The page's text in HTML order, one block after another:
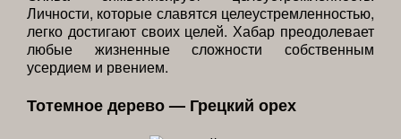
Личности, которые славятся целеустремленностью,
легко достигают своих целей. Хабар преодолевает
любые жизненные сложности собственным
усердием и рвением.
Тотемное дерево — Грецкий орех